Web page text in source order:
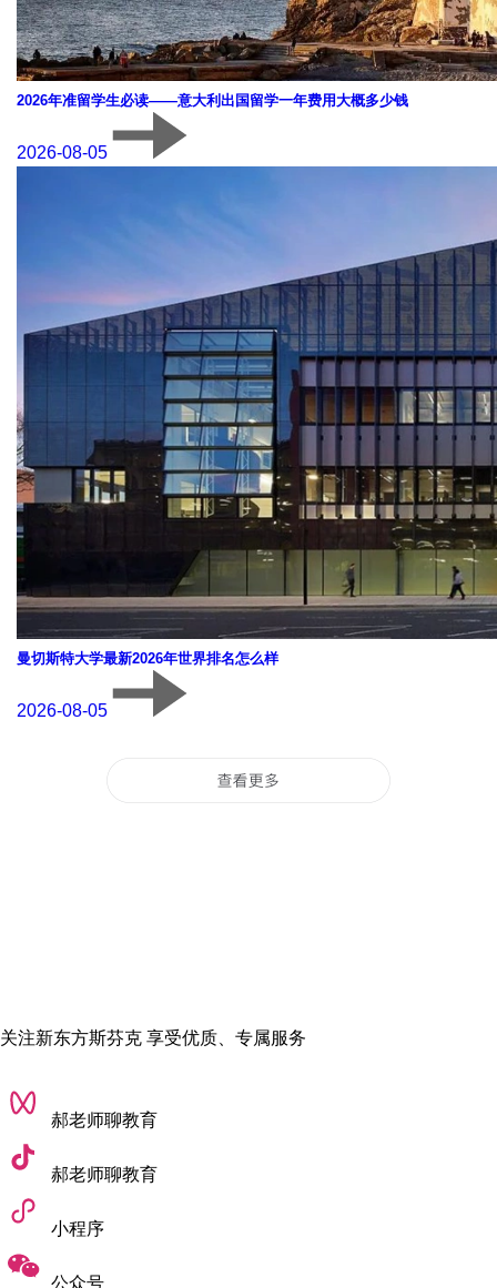
2026年准留学生必读——意大利出国留学一年费用大概多少钱
2026-08-05
曼切斯特大学最新2026年世界排名怎么样
2026-08-05
关注新东方斯芬克 享受优质、专属服务
郝老师聊教育
郝老师聊教育
小程序
公众号